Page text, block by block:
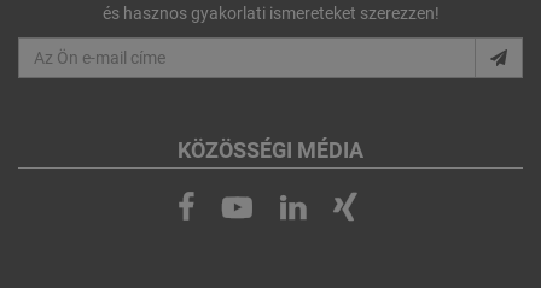
és hasznos gyakorlati ismereteket szerezzen!
KÖZÖSSÉGI MÉDIA